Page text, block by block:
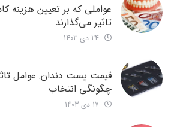
عواملی که بر تعیین هزینه
تاثیر می‌گذارند
قیمت پست دندان: عوامل
چگونگی انتخاب